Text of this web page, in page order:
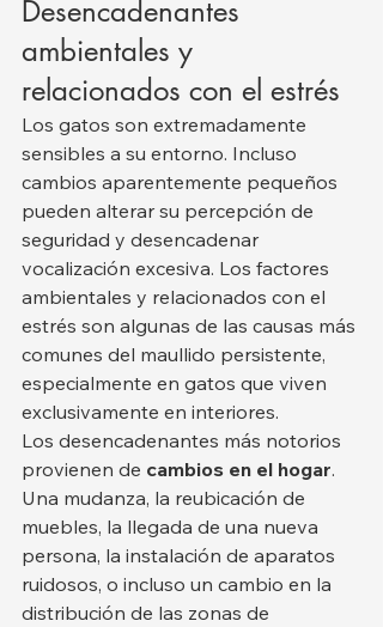
Desencadenantes
ambientales y
relacionados con el estrés
Los gatos son extremadamente
sensibles a su entorno. Incluso
cambios aparentemente pequeños
pueden alterar su percepción de
seguridad y desencadenar
vocalización excesiva. Los factores
ambientales y relacionados con el
estrés son algunas de las causas más
comunes del maullido persistente,
especialmente en gatos que viven
exclusivamente en interiores.
Los desencadenantes más notorios
provienen de cambios en el hogar.
Una mudanza, la reubicación de
muebles, la llegada de una nueva
persona, la instalación de aparatos
ruidosos, o incluso un cambio en la
distribución de las zonas de